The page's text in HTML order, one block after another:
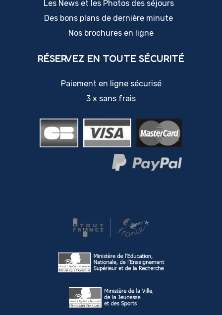
Les News et les Photos des séjours
Des bons plans de dernière minute
Nos brochures en ligne
RÉSERVEZ EN TOUTE SÉCURITÉ
Paiement en ligne sécurisé
3 x sans frais